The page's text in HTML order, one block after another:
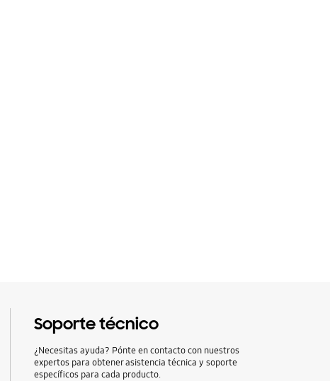
Soporte técnico
¿Necesitas ayuda? Pónte en contacto con nuestros
expertos para obtener asistencia técnica y soporte
específicos para cada producto.